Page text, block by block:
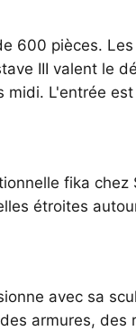
600 pièces.
III valent le
L'entrée
fika chez
étroites
avec sa
armures, des